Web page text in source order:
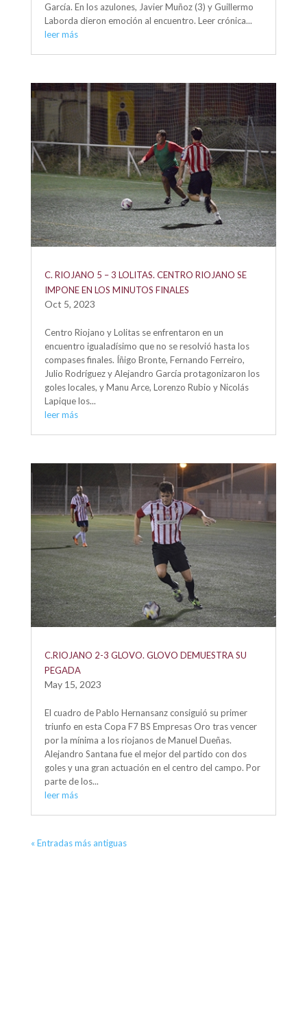
García. En los azulones, Javier Muñoz (3) y Guillermo
Laborda dieron emoción al encuentro. Leer crónica...
leer más
C. RIOJANO 5 – 3 LOLITAS. CENTRO RIOJANO SE
IMPONE EN LOS MINUTOS FINALES
Oct 5, 2023
Centro Riojano y Lolitas se enfrentaron en un
encuentro igualadísimo que no se resolvió hasta los
compases finales. Íñigo Bronte, Fernando Ferreiro,
Julio Rodríguez y Alejandro García protagonizaron los
goles locales, y Manu Arce, Lorenzo Rubio y Nicolás
Lapique los...
leer más
C.RIOJANO 2-3 GLOVO. GLOVO DEMUESTRA SU
PEGADA
May 15, 2023
El cuadro de Pablo Hernansanz consiguió su primer
triunfo en esta Copa F7 BS Empresas Oro tras vencer
por la mínima a los riojanos de Manuel Dueñas.
Alejandro Santana fue el mejor del partido con dos
goles y una gran actuación en el centro del campo. Por
parte de los...
leer más
« Entradas más antiguas